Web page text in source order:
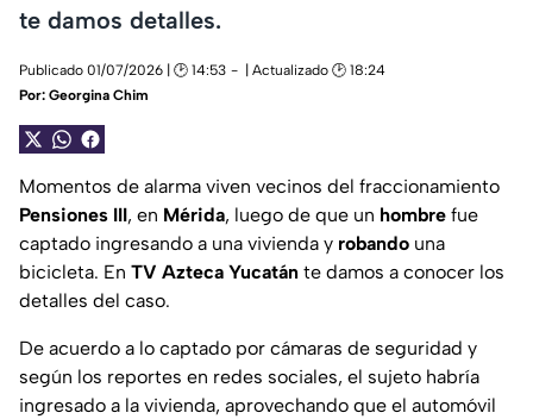
te damos detalles.
Publicado 01/07/2026 | 🕑 14:53
| Actualizado 🕑 18:24
Por: Georgina Chim
Momentos de alarma viven vecinos del fraccionamiento
Pensiones III, en Mérida, luego de que un hombre fue
captado ingresando a una vivienda y robando una
bicicleta. En TV Azteca Yucatán te damos a conocer los
detalles del caso.
De acuerdo a lo captado por cámaras de seguridad y
según los reportes en redes sociales, el sujeto habría
ingresado a la vivienda, aprovechando que el automóvil